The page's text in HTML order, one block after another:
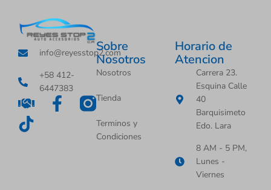
info@reyesstop2.com
+58 412-
6447383
Sobre
Nosotros
Nosotros
Tienda
Terminos y
Condiciones
Horario de
Atencion
Carrera 23.
Esquina Calle
40
Barquisimeto
Edo. Lara
8 AM - 5 PM,
Lunes -
Viernes